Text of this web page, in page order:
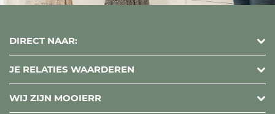
DIRECT NAAR:
JE RELATIES WAARDEREN
WIJ ZIJN MOOIERR